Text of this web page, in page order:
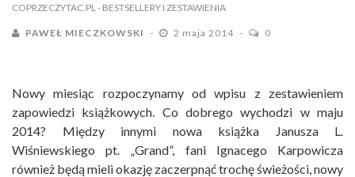
COPRZECZYTAC.PL - BESTSELLERY I ZESTAWIENIA
PAWEŁ MIECZKOWSKI 2 maja 2014 0
Nowy miesiąc rozpoczynamy od wpisu z zestawieniem
zapowiedzi książkowych. Co dobrego wychodzi w maju
2014? Między innymi nowa książka Janusza L.
Wiśniewskiego pt. „Grand”, fani Ignacego Karpowicza
również będą mieli okazję zaczerpnąć trochę świeżości, nowy